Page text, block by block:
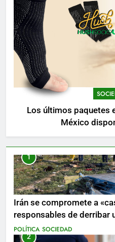
Los últimos paquetes
México
1
Irán se compromete a
responsables de derribar
mientras se realizan
POLÍTICA SOCIEDAD
2